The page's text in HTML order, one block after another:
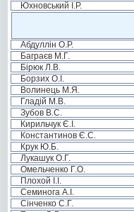
Юхновський І.Р.
Абдуллін О.Р.
Баграєв М.Г.
Бірюк Л.В.
Борзих О.І.
Волинець М.Я.
Гладій М.В.
Зубов В.С.
Кирильчук Є.І.
Константинов Є.С.
Крук Ю.Б.
Лукашук О.Г.
Омельченко Г.О.
Плохой І.І.
Семинога А.І.
Сінченко С.Г.